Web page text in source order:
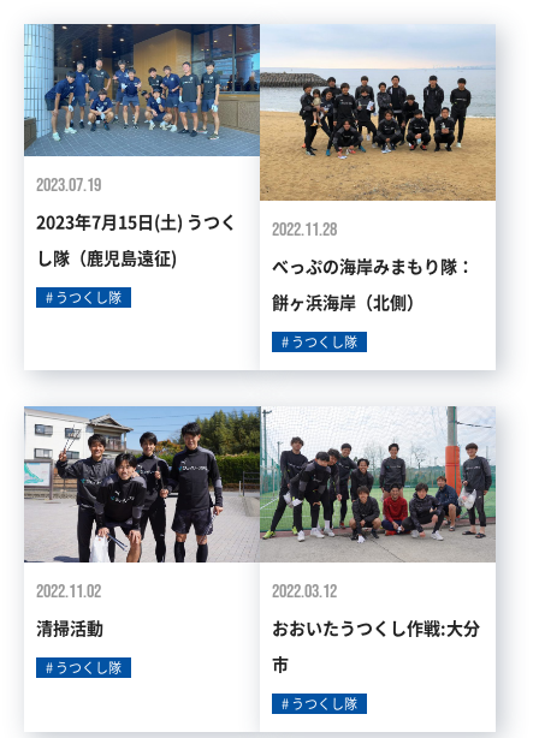
2023.07.19
2023年7月15日(土) うつく
し隊（鹿児島遠征)
うつくし隊
2022.11.28
べっぷの海岸みまもり隊：
餅ヶ浜海岸（北側）
うつくし隊
2022.11.02
清掃活動
うつくし隊
2022.03.12
おおいたうつくし作戦:大分
市
うつくし隊